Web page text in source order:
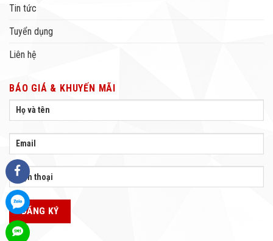
Tin tức
Tuyển dụng
Liên hệ
BÁO GIÁ & KHUYẾN MÃI